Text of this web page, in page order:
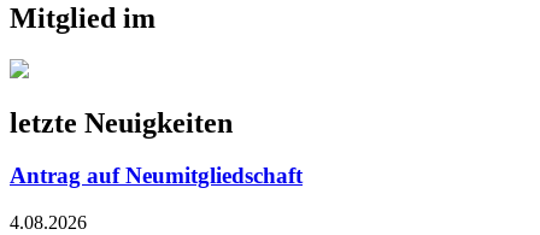
Mitglied im
letzte Neuigkeiten
Antrag auf Neumitgliedschaft
4.08.2026